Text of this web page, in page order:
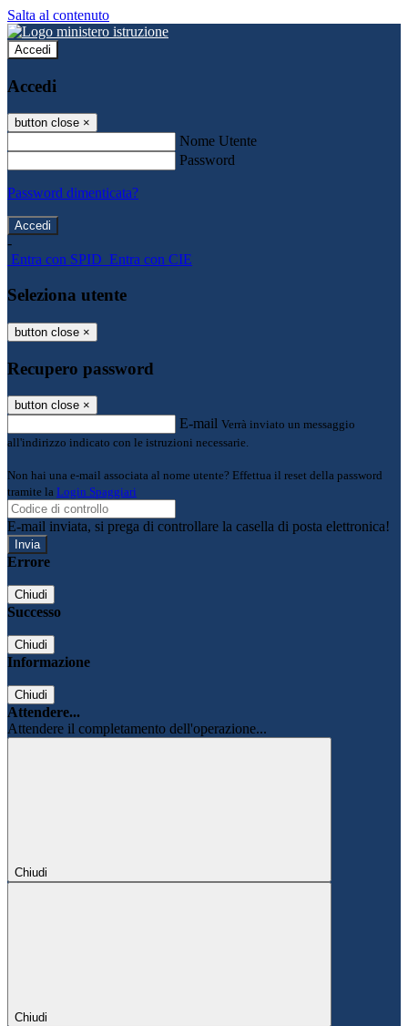
Salta al contenuto
Accedi
Accedi
button close ×
Nome Utente
Password
Password dimenticata?
-
Entra con SPID Entra con CIE
Seleziona utente
button close ×
Recupero password
button close ×
E-mail Verrà inviato un messaggio
all'indirizzo indicato con le istruzioni necessarie.
Non hai una e-mail associata al nome utente? Effettua il reset della password
tramite la Login Spaggiari
E-mail inviata, si prega di controllare la casella di posta elettronica!
Errore
Chiudi
Successo
Chiudi
Informazione
Chiudi
Attendere...
Attendere il completamento dell'operazione...
Chiudi
Chiudi